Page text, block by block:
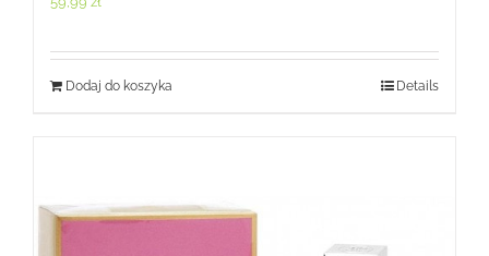
Dodaj do koszyka Details